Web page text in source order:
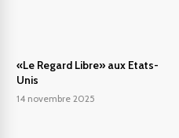
«Le Regard Libre» aux Etats-
Unis
14 novembre 2025